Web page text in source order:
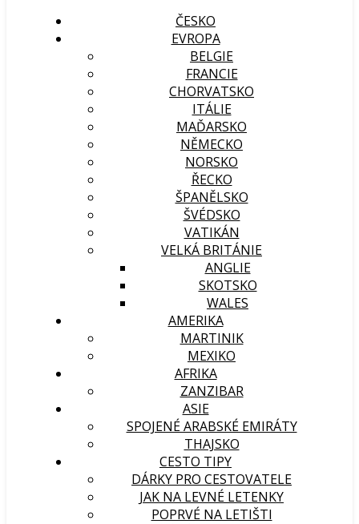
ČESKO
EVROPA
BELGIE
FRANCIE
CHORVATSKO
ITÁLIE
MAĎARSKO
NĚMECKO
NORSKO
ŘECKO
ŠPANĚLSKO
ŠVÉDSKO
VATIKÁN
VELKÁ BRITÁNIE
ANGLIE
SKOTSKO
WALES
AMERIKA
MARTINIK
MEXIKO
AFRIKA
ZANZIBAR
ASIE
SPOJENÉ ARABSKÉ EMIRÁTY
THAJSKO
CESTO TIPY
DÁRKY PRO CESTOVATELE
JAK NA LEVNÉ LETENKY
POPRVÉ NA LETIŠTI